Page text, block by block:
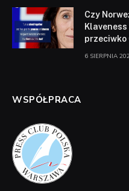
Czy
6 SIERPNIA
WSPÓŁPRACA